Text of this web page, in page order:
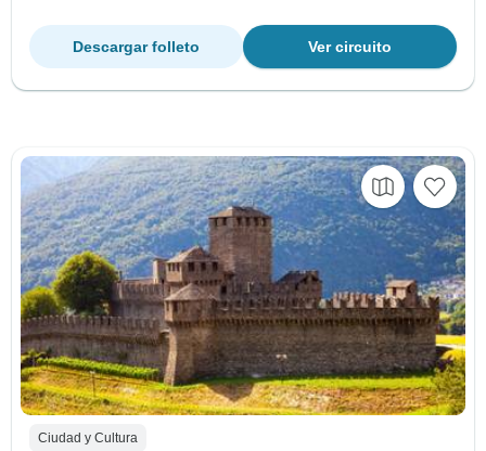
Ver circuito
Descargar folleto
Ciudad y Cultura